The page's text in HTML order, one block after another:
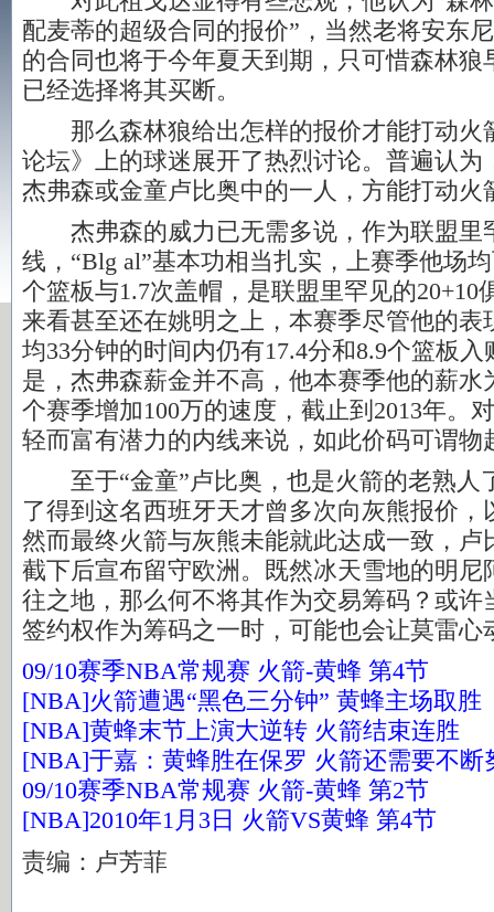
配麦蒂的超级合同的报价”，当然老将安东
的合同也将于今年夏天到期，只可惜森林狼
已经选择将其买断。
那么森林狼给出怎样的报价才能打动火
论坛》上的球迷展开了热烈讨论。普遍认为
杰弗森或金童卢比奥中的一人，方能打动火
杰弗森的威力已无需多说，作为联盟里
线，“Blg al”基本功相当扎实，上赛季他场
个篮板与1.7次盖帽，是联盟里罕见的20+10
来看甚至还在姚明之上，本赛季尽管他的表
均33分钟的时间内仍有17.4分和8.9个篮板
是，杰弗森薪金并不高，他本赛季他的薪水
个赛季增加100万的速度，截止到2013年。
轻而富有潜力的内线来说，如此价码可谓物
至于“金童”卢比奥，也是火箭的老熟人
了得到这名西班牙天才曾多次向灰熊报价，
然而最终火箭与灰熊未能就此达成一致，卢
截下后宣布留守欧洲。既然冰天雪地的明尼
往之地，那么何不将其作为交易筹码？或许
签约权作为筹码之一时，可能也会让莫雷心
09/10赛季NBA常规赛 火箭-黄蜂 第4节
[NBA]火箭遭遇“黑色三分钟” 黄蜂主场取胜
[NBA]黄蜂末节上演大逆转 火箭结束连胜
[NBA]于嘉：黄蜂胜在保罗 火箭还需要不断
09/10赛季NBA常规赛 火箭-黄蜂 第2节
[NBA]2010年1月3日 火箭VS黄蜂 第4节
责编：卢芳菲